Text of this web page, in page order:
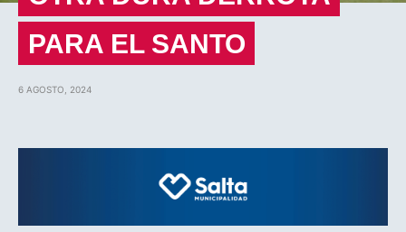
PARA EL SANTO
6 AGOSTO, 2024